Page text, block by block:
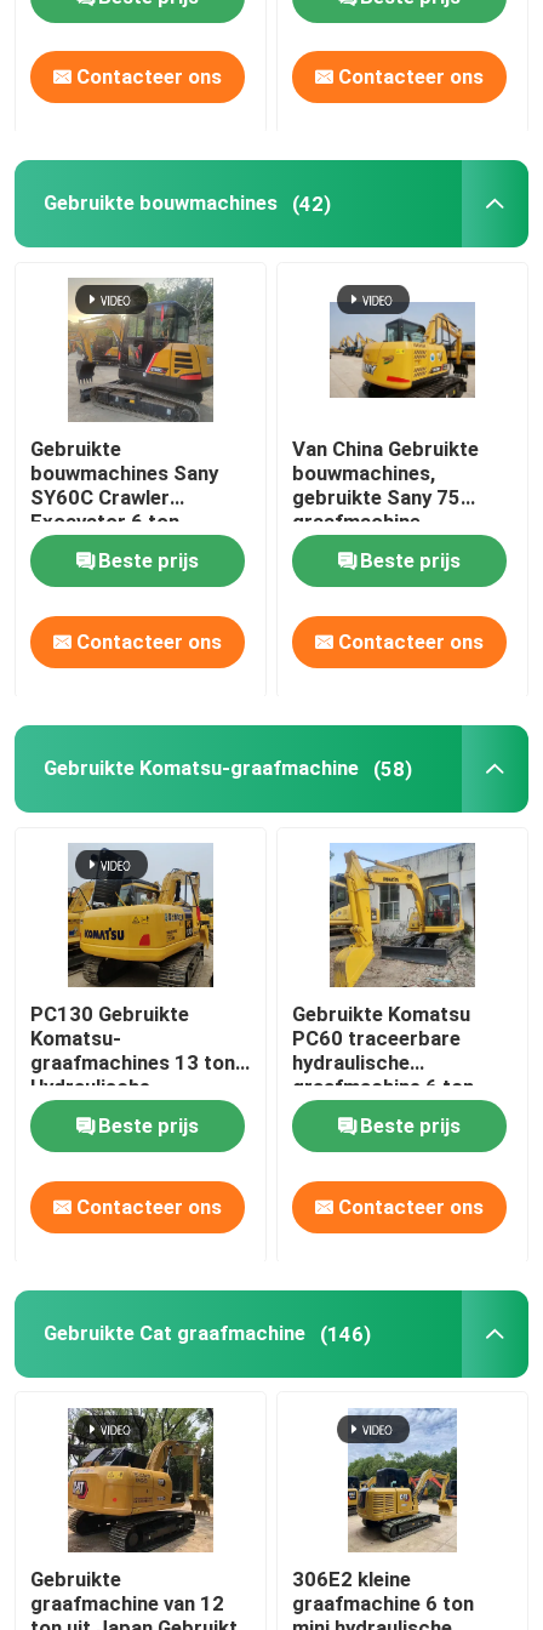
Over ons
Neem contact met ons op
Vraag een offerte
Wegenbouwmachines
Gebruikte bouwmachines
Gebruikt Hitachi-Graafwerktuig
Gebruikt Volvo-Graafwerktuig
gebruikte doosan graafmachine
Gebruikte Hyundai graafmachine
Gebruikte dumptrucks
Gebruikte aanhangwagens
Gebruikte bulldozers
Mini-graafmachine
Gebruikte dieselforkliften
Gebruikte laadmachines
Gebruikte vrachtwagenkraan
Gebruikte Mixervrachtwagen
Contacteer ons Contacteer ons
Gebruikte bouwmachines (42)
Gebruikte
bouwmachines Sany
SY60C Crawler
Excavator 6 ton
Beste prijs
Contacteer ons
Van China Gebruikte
bouwmachines,
gebruikte Sany 75
graafmachine
Beste prijs
Contacteer ons
Gebruikte Komatsu-graafmachine (58)
PC130 Gebruikte
Komatsu-
graafmachines 13 ton
Hydraulische
kruipgraafmachines
Beste prijs
Contacteer ons
Gebruikte Komatsu
PC60 traceerbare
hydraulische
graafmachine 6 ton
Beste prijs
Contacteer ons
Gebruikte Cat graafmachine (146)
Gebruikte
graafmachine van 12
306E2 kleine
graafmachine 6 ton